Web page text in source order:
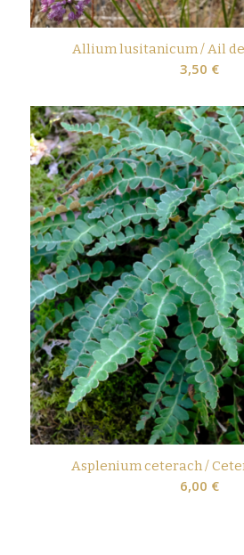
Allium lusitanicum / Ail
3,50 €
Asplenium ceterach /
6,00 €